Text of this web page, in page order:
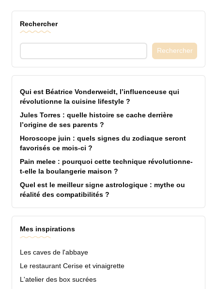
des
publications
Rechercher
Rechercher
Qui est Béatrice Vonderweidt, l’influenceuse qui
révolutionne la cuisine lifestyle ?
Jules Torres : quelle histoire se cache derrière
l’origine de ses parents ?
Horoscope juin : quels signes du zodiaque seront
favorisés ce mois-ci ?
Pain melee : pourquoi cette technique révolutionne-
t-elle la boulangerie maison ?
Quel est le meilleur signe astrologique : mythe ou
réalité des compatibilités ?
Mes inspirations
Les caves de l'abbaye
Le restaurant Cerise et vinaigrette
L'atelier des box sucrées